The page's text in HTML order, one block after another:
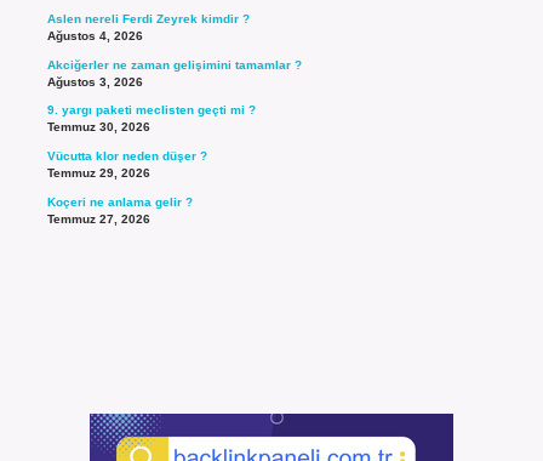
Aslen nereli Ferdi Zeyrek kimdir ?
Ağustos 4, 2026
Akciğerler ne zaman gelişimini tamamlar ?
Ağustos 3, 2026
9. yargı paketi meclisten geçti mi ?
Temmuz 30, 2026
Vücutta klor neden düşer ?
Temmuz 29, 2026
Koçeri ne anlama gelir ?
Temmuz 27, 2026